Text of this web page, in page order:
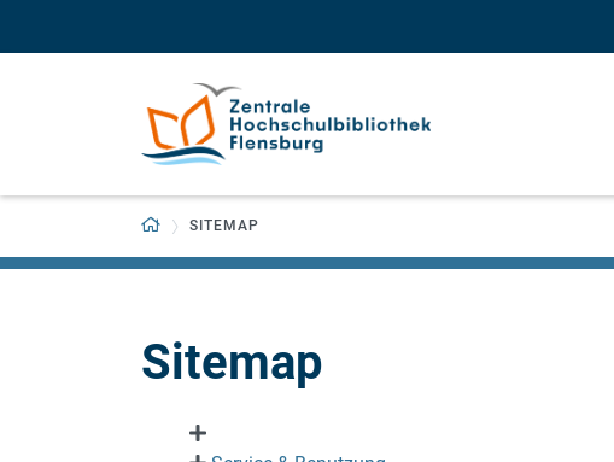
Zurück zur Startseite
SITEMAP
Sitemap